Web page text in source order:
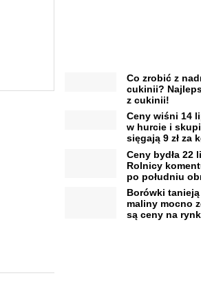
Co zrobić z
cukinii?
z cukinii!
Ceny wiśni 14
w hurcie i
sięgają 9 zł za
Ceny bydła 22
Rolnicy
po południu
Borówki tanieją
maliny mocno
są ceny na